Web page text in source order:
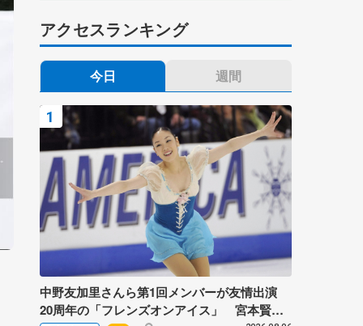
アクセスランキング
今日 週間
中野友加里さんら第1回メンバーが友情出演
20周年の「フレンズオンアイス」 宮本賢二